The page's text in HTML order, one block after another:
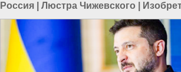
Россия
Люстра Чижевского
США